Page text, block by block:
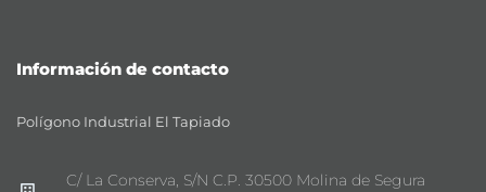
Información de contacto
Polígono Industrial El Tapiado
C/ La Conserva, S/N C.P. 30500 Molina de Segura